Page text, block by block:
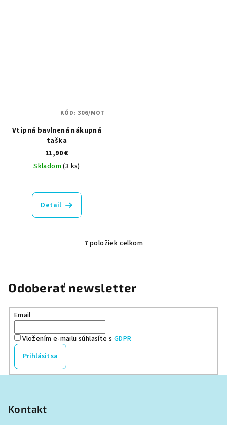
Vtipná bavlnená nákupná
taška
11,90 €
Skladom(3 ks)
Detail
KÓD:306/MOT
O
á
d
a
e
v
7 položiek celkom
Odoberať newsletter
Email
Vložením e-mailu súhlasíte s GDPR
Prihlásiť sa
Kontakt